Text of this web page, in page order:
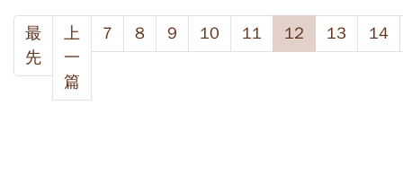
最
先
上
一
篇
7 8 9 10 11 12 13 14